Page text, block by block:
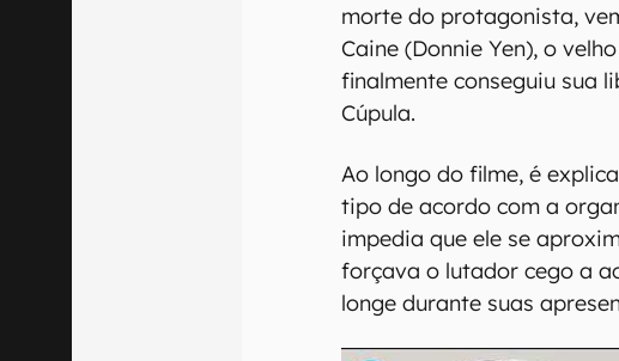
morte do protagonista,
Caine (Donnie Yen), o
finalmente conseguiu sua
Cúpula.
Ao longo do filme, é
tipo de acordo com a
impedia que ele se
forçava o lutador cego a
longe durante suas